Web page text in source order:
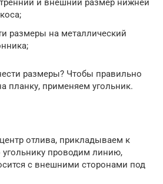
и внешний размер нижней
размеры на металлический
размеры? Чтобы правильно
планку, применяем угольник.
отлива, прикладываем к
угольнику проводим линию,
с внешними сторонами под